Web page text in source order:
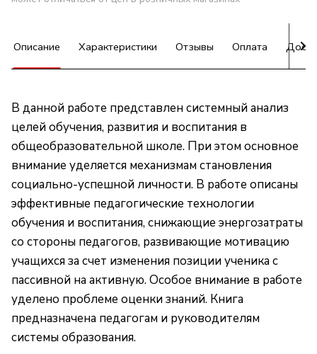
Описание Характеристики Отзывы Оплата
В данной работе представлен системный анализ
целей обучения, развития и воспитания в
общеобразовательной школе. При этом основное
внимание уделяется механизмам становления
социально-успешной личности. В работе описаны
эффективные педагогические технологии
обучения и воспитания, снижающие энергозатраты
со стороны педагогов, развивающие мотивацию
учащихся за счет изменения позиции ученика с
пассивной на активную. Особое внимание в работе
уделено проблеме оценки знаний. Книга
предназначена педагогам и руководителям
системы образования.